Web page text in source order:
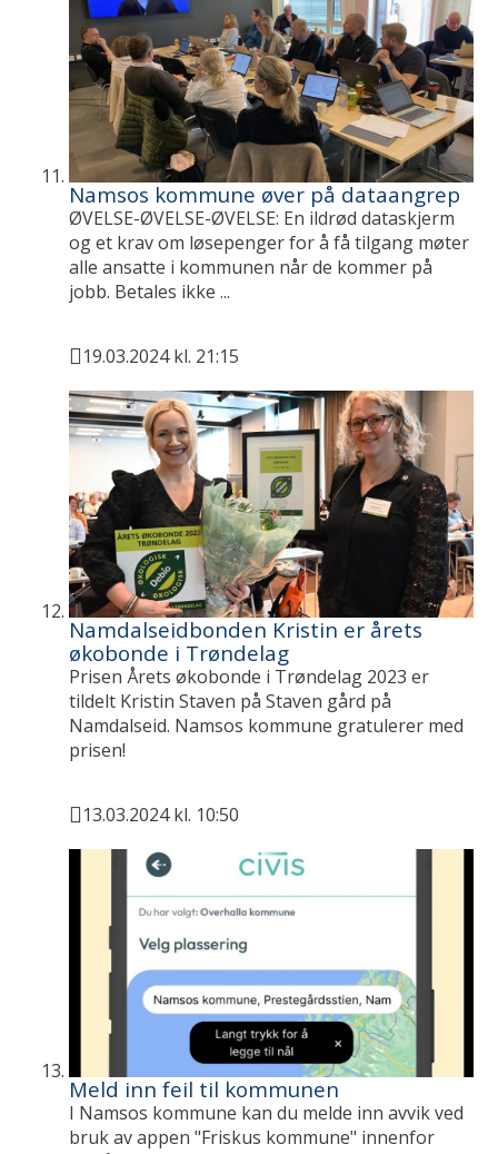
Namsos kommune øver på dataangrep
ØVELSE-ØVELSE-ØVELSE: En ildrød dataskjerm
og et krav om løsepenger for å få tilgang møter
alle ansatte i kommunen når de kommer på
jobb. Betales ikke ...
Publisert
19.03.2024 kl. 21:15
Namdalseidbonden Kristin er årets
økobonde i Trøndelag
Prisen Årets økobonde i Trøndelag 2023 er
tildelt Kristin Staven på Staven gård på
Namdalseid. Namsos kommune gratulerer med
prisen!
Publisert
13.03.2024 kl. 10:50
Meld inn feil til kommunen
I Namsos kommune kan du melde inn avvik ved
bruk av appen "Friskus kommune" innenfor